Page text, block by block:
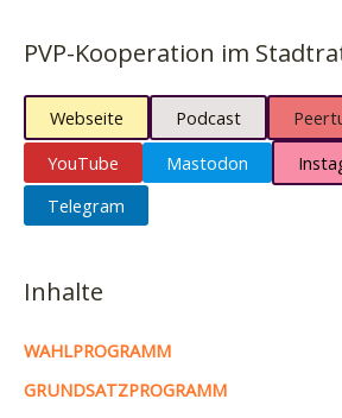
PVP-Kooperation im
Webseite Podcast
YouTube
Mastodon
Telegram
Inhalte
WAHLPROGRAMM
GRUNDSATZPROGRAMM